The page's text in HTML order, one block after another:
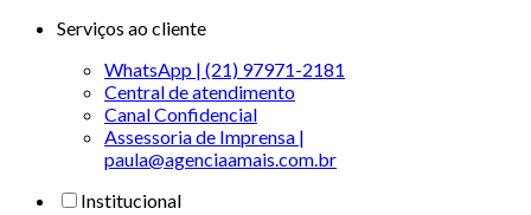
Serviços ao cliente
WhatsApp | (21) 97971-2181
Central de atendimento
Canal Confidencial
Assessoria de Imprensa |
paula@agenciaamais.com.br
Institucional